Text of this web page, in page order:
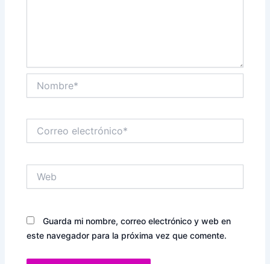
electrónico*
Guarda mi nombre, correo electrónico y web en
este navegador para la próxima vez que comente.